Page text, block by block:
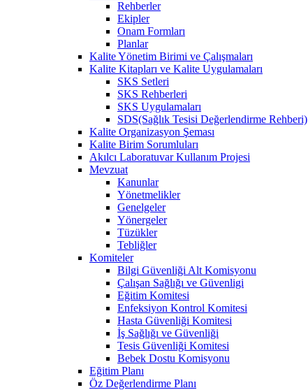
Rehberler
Ekipler
Onam Formları
Planlar
Kalite Yönetim Birimi ve Çalışmaları
Kalite Kitapları ve Kalite Uygulamaları
SKS Setleri
SKS Rehberleri
SKS Uygulamaları
SDS(Sağlık Tesisi Değerlendirme Rehberi)
Kalite Organizasyon Şeması
Kalite Birim Sorumluları
Akılcı Laboratuvar Kullanım Projesi
Mevzuat
Kanunlar
Yönetmelikler
Genelgeler
Yönergeler
Tüzükler
Tebliğler
Komiteler
Bilgi Güvenliği Alt Komisyonu
Çalışan Sağlığı ve Güvenligi
Eğitim Komitesi
Enfeksiyon Kontrol Komitesi
Hasta Güvenliği Komitesi
İş Sağlığı ve Güvenliği
Tesis Güvenliği Komitesi
Bebek Dostu Komisyonu
Eğitim Planı
Öz Değerlendirme Planı